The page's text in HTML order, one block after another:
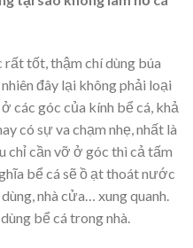
tốt, thậm chí dùng búa
đây lại không phải loại
các góc của kính bể cá, khả
có sự va chạm nhẹ, nhất là
chỉ cần vỡ ở góc thì cả tấm
bể cá sẽ ồ ạt thoát nước
nhà cửa… xung quanh.
bể cá trong nhà.